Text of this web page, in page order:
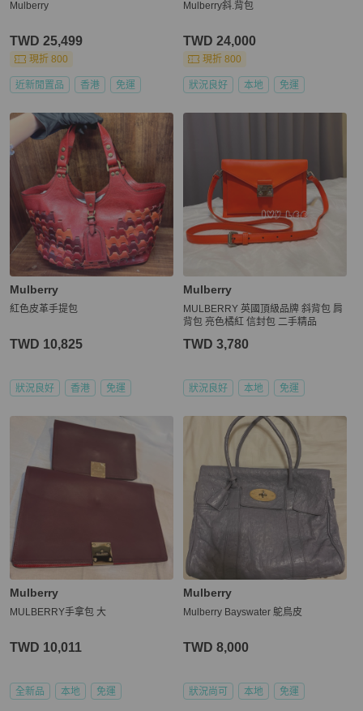
Mulberry
TWD 25,499
現折 800
近新閒置品 香港 免運
Mulberry斜.背包
TWD 24,000
現折 800
狀況良好 本地 免運
Mulberry
紅色皮革手提包
TWD 10,825
狀況良好 香港 免運
Mulberry
MULBERRY 英國頂級品牌 斜背包 肩
背包 亮色橘紅 信封包 二手精品
TWD 3,780
狀況良好 本地 免運
Mulberry
MULBERRY手拿包 大
TWD 10,011
全新品 本地 免運
Mulberry
Mulberry Bayswater 鴕鳥皮
TWD 8,000
狀況尚可 本地 免運